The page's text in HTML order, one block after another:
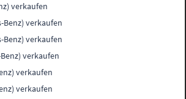
verkaufen
Benz) verkaufen
Benz) verkaufen
verkaufen
verkaufen
verkaufen